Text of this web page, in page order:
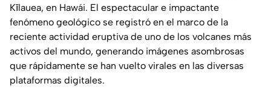
Kīlauea, en Hawái. El espectacular e impactante
fenómeno geológico se registró en el marco de la
reciente actividad eruptiva de uno de los volcanes más
activos del mundo, generando imágenes asombrosas
que rápidamente se han vuelto virales en las diversas
plataformas digitales.